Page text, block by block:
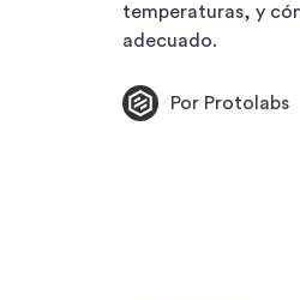
temperaturas, y
adecuado.
Por Protolabs